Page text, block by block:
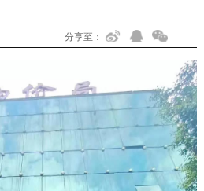
分享至：